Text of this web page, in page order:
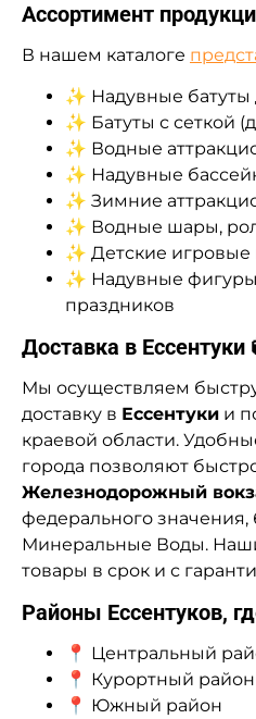
Ассортимент
В нашем каталоге
✨ Надувные батуты
✨ Батуты с сеткой
✨ Водные
✨ Надувные
✨ Зимние
✨ Водные шары,
✨ Детские
✨ Надувные
праздников
Доставка в Ессентуки
Мы осуществляем
доставку в Ессентуки и
краевой области.
города позволяют
Железнодорожный
федерального значения,
Минеральные Воды.
товары в срок и с
Районы Ессентуков,
📍 Центральный
📍 Курортный район
📍 Южный район